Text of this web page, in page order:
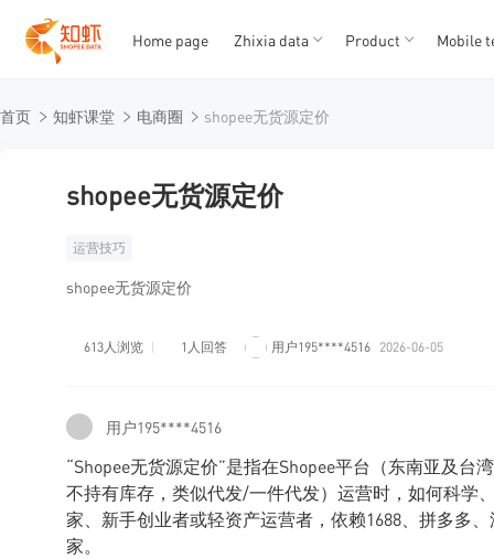
12345
Home page Zhixia data Product Mobile
首页 知虾课堂 电商圈 shopee无货源定价
shopee无货源定价
运营技巧
shopee无货源定价
613人浏览 1人回答 用户195****4516 2026-06-05
用户195****4516
“Shopee无货源定价”是指在Shopee平台（东南亚及
不持有库存，类似代发/一件代发）运营时，如何科学
家、新手创业者或轻资产运营者，依赖1688、拼多多
家。